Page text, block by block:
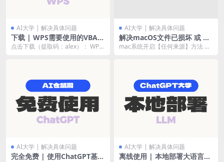
AI大学 | 解决具体问题
下载 | WPS需要使用的VBA插
件
点击下载（提取码：alex）： WPS-
AI大学 | 解决具体问题
解决macOS文件已损坏 或 无
法打开的问题：mac系统开启
mac系统开启【任何来源】方法 解
AI大学 | 解决具体问题
完全免费 | 使用ChatGPT基础
AI大学 | 解决具体问题
离线使用 | 本地部署大语言模